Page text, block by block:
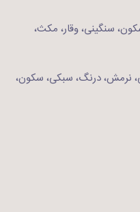
سنگینی، وقار، مکث،
نرمش، درنگ، سبکی، سکون،